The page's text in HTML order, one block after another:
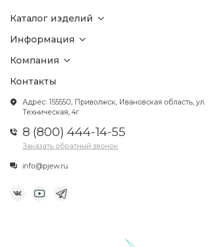
Каталог изделий
Информация
Компания
Контакты
Адрес: 155550, Приволжск, Ивановская область, ул.
Техническая, 4г
8 (800) 444-14-55
Заказать обратный звонок
info@pjew.ru